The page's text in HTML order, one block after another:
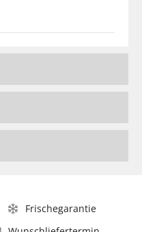
Frischegarantie